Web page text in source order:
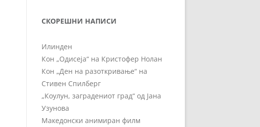
СКОРЕШНИ НАПИСИ
Илинден
Кон „Одисеја“ на Кристофер Нолан
Кон „Ден на разоткривање“ на
Стивен Спилберг
„Коулун, заградениот град“ од Јана
Узунова
Македонски анимиран филм